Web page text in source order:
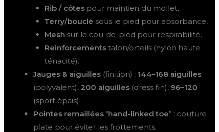
Rib / côtespour maintien du mollet,
Terry/bouclé sous le pied pour absorbance,
Mesh sur le cou-de-pied pour respirabilité,
Reinforcementstalon/orteils (nylon haute
ténacité).
Jauges & aiguilles (finition) : 144–168 aiguilles
(polyvalent), 200 aiguilles (dress fin), 96–120
(sport épais).
Pointes remaillées “hand-linked toe” : couture
plate pour éviter les frottements.